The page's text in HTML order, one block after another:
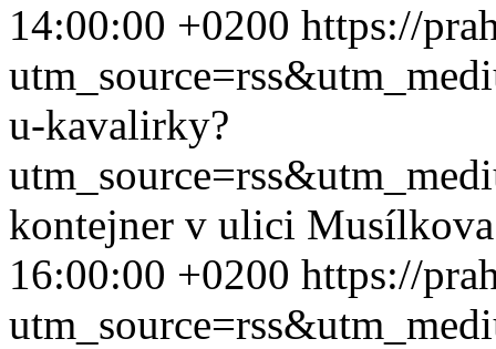
14:00:00 +0200 https://
u-kavalirky?
kontejner v ulici
16:00:00 +0200 https://